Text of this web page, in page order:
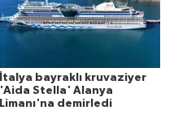
İtalya bayraklı kruvaziyer
'Aida Stella' Alanya
Limanı'na demirledi